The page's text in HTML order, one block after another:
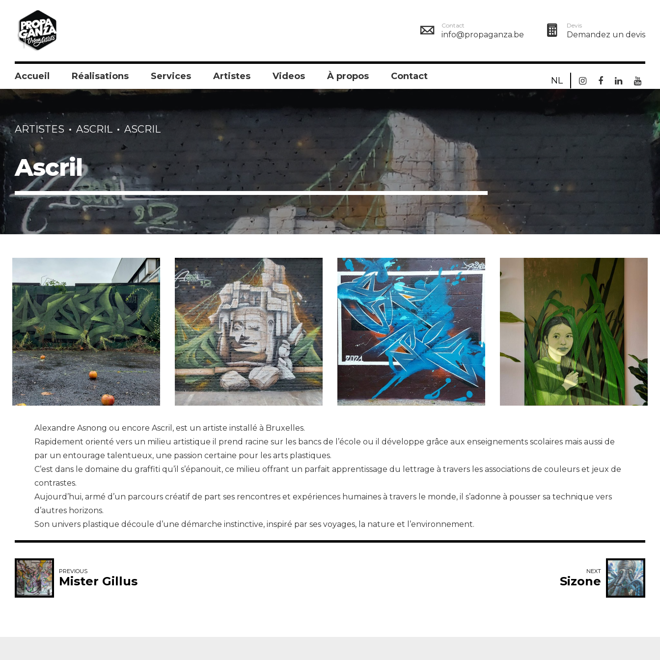
Contact
info@propaganza.be
Devis
Demandez un devis
NL
Accueil Réalisations Services Artistes Videos À propos Contact
ARTISTES ASCRIL ASCRIL
Ascril
Alexandre Asnong ou encore Ascril, est un artiste installé à Bruxelles.
Rapidement orienté vers un milieu artistique il prend racine sur les bancs de l’école ou il développe grâce aux enseignements scolaires mais aussi de
par un entourage talentueux, une passion certaine pour les arts plastiques.
C’est dans le domaine du graffiti qu’il s’épanouit, ce milieu offrant un parfait apprentissage du lettrage à travers les associations de couleurs et jeux de
contrastes.
Aujourd’hui, armé d’un parcours créatif de part ses rencontres et expériences humaines à travers le monde, il s’adonne à pousser sa technique vers
d’autres horizons.
Son univers plastique découle d’une démarche instinctive, inspiré par ses voyages, la nature et l’environnement.
PREVIOUS
Mister Gillus
NEXT
Sizone